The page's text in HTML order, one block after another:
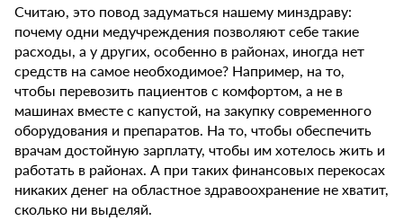
Считаю, это повод задуматься нашему минздраву:
почему одни медучреждения позволяют себе такие
расходы, а у других, особенно в районах, иногда нет
средств на самое необходимое? Например, на то,
чтобы перевозить пациентов с комфортом, а не в
машинах вместе с капустой, на закупку современного
оборудования и препаратов. На то, чтобы обеспечить
врачам достойную зарплату, чтобы им хотелось жить и
работать в районах. А при таких финансовых перекосах
никаких денег на областное здравоохранение не хватит,
сколько ни выделяй.